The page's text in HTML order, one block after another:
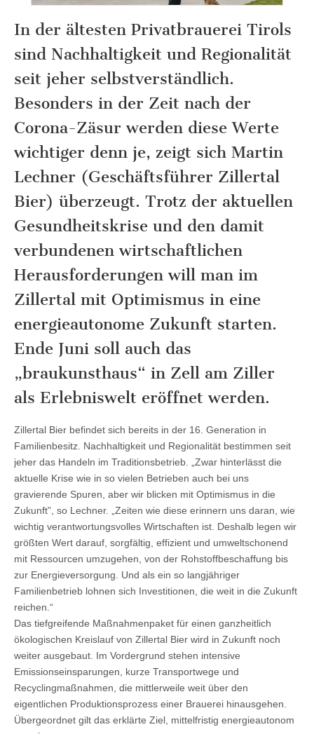
In der ältesten Privatbrauerei Tirols
sind Nachhaltigkeit und Regionalität
seit jeher selbstverständlich.
Besonders in der Zeit nach der
Corona-Zäsur werden diese Werte
wichtiger denn je, zeigt sich Martin
Lechner (Geschäftsführer Zillertal
Bier) überzeugt. Trotz der aktuellen
Gesundheitskrise und den damit
verbundenen wirtschaftlichen
Herausforderungen will man im
Zillertal mit Optimismus in eine
energieautonome Zukunft starten.
Ende Juni soll auch das
„braukunsthaus“ in Zell am Ziller
als Erlebniswelt eröffnet werden.
Zillertal Bier befindet sich bereits in der 16. Generation in
Familienbesitz. Nachhaltigkeit und Regionalität bestimmen seit
jeher das Handeln im Traditionsbetrieb. „Zwar hinterlässt die
aktuelle Krise wie in so vielen Betrieben auch bei uns
gravierende Spuren, aber wir blicken mit Optimismus in die
Zukunft”, so Lechner. „Zeiten wie diese erinnern uns daran, wie
wichtig verantwortungsvolles Wirtschaften ist. Deshalb legen wir
größten Wert darauf, sorgfältig, effizient und umweltschonend
mit Ressourcen umzugehen, von der Rohstoffbeschaffung bis
zur Energieversorgung. Und als ein so langjähriger
Familienbetrieb lohnen sich Investitionen, die weit in die Zukunft
reichen.“
Das tiefgreifende Maßnahmenpaket für einen ganzheitlich
ökologischen Kreislauf von Zillertal Bier wird in Zukunft noch
weiter ausgebaut. Im Vordergrund stehen intensive
Emissionseinsparungen, kurze Transportwege und
Recyclingmaßnahmen, die mittlerweile weit über den
eigentlichen Produktionsprozess einer Brauerei hinausgehen.
Übergeordnet gilt das erklärte Ziel, mittelfristig energieautonom